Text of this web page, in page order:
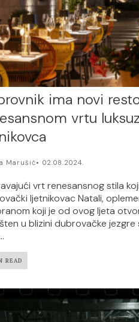
ima novi
vrtu
Marušić 02.08.2024.
vrt renesansnog stila
ljetnikovac Natali,
koji je od ovog ljeta
u blizini dubrovačke
READ